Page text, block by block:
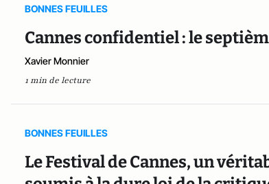
BONNES FEUILLES
Cannes confidentiel : le
Xavier Monnier
1 min de lecture
BONNES FEUILLES
Le Festival de Cannes, un